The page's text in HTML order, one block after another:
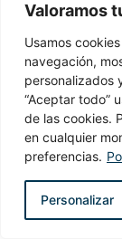
Valoramos
Usamos
navegación,
personalizados
“Aceptar todo”
de las cookies.
en cualquier
preferencias.
Personalizar
legislación vigente
Cancelación de
El CLIENTE
alguna, el pedido
haya sido enviado.
expiden el primer
Para realizar la
de atención al
electrónico